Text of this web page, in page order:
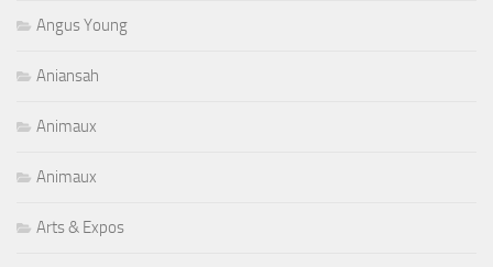
Angus Young
Aniansah
Animaux
Animaux
Arts & Expos